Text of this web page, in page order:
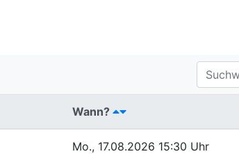
Wann?
Mo., 17.08.2026 15:30 Uhr